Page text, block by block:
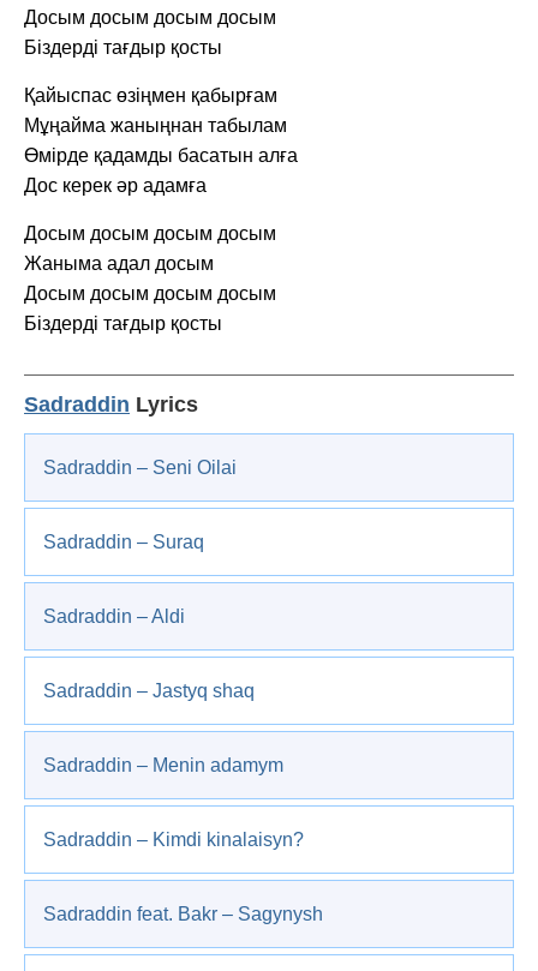
Досым досым досым досым
Біздерді тағдыр қосты
Қайыспас өзіңмен қабырғам
Мұңайма жаныңнан табылам
Өмірде қадамды басатын алға
Дос керек әр адамға
Досым досым досым досым
Жаныма адал досым
Досым досым досым досым
Біздерді тағдыр қосты
Sadraddin Lyrics
Sadraddin – Seni Oilai
Sadraddin – Suraq
Sadraddin – Aldi
Sadraddin – Jastyq shaq
Sadraddin – Menin adamym
Sadraddin – Kimdi kinalaisyn?
Sadraddin feat. Bakr – Sagynysh